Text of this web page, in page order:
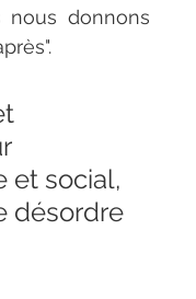
donnons
et social,
désordre